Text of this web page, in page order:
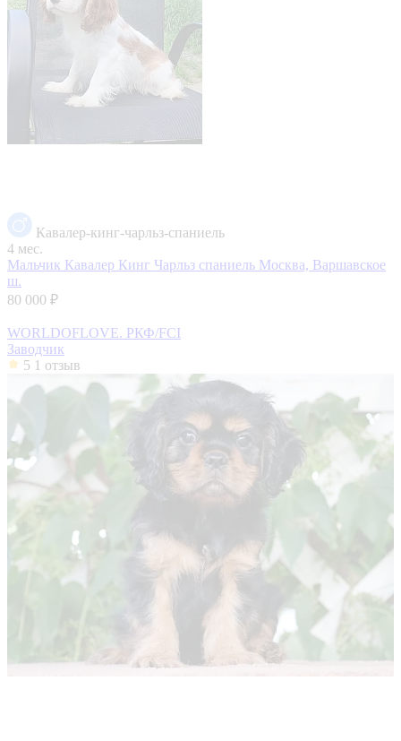
Кавалер-кинг-чарльз-спаниель
4 мес.
Мальчик Кавалер Кинг Чарльз спаниель Москва, Варшавское
ш.
80 000 ₽
WORLDOFLOVE. РКФ/FCI
Заводчик
5 1 отзыв